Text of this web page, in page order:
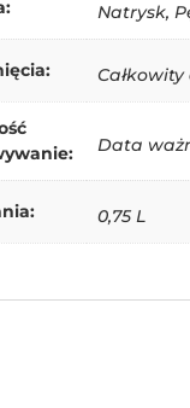
Natrysk,
Całkowity
Data
0,75 L